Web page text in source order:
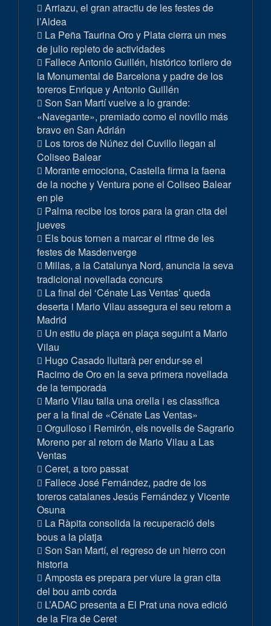
Arriazu, el gran atractiu de les festes de
l’Aldea
La Peña Taurina Oro y Plata cierra un mes
de julio repleto de actividades
Fallece Antonio Guillén, histórico torilero de
la Monumental de Barcelona y padre de los
toreros Enrique y Antonio Guillén
Son San Martí vuelve a lo grande:
«Navegante», premiado como el novillo más
bravo en San Adrián
Los toros de Núñez del Cuvillo llegan al
Coliseo Balear
Morante emociona, Castella firma la faena
de la noche y Ventura pone el Coliseo Balear
en pie
Palma recibe los toros para la gran cita del
jueves
Els bous tornen a marcar el ritme de les
festes de Masdenverge
Millas, a la Catalunya Nord, anuncia la seva
tradicional novellada concurs
La final del ‘Cénate Las Ventas’ queda
deserta i Mario Vilau assegura el seu retorn a
Madrid
Un estiu de plaça en plaça seguint a Mario
Vilau
Hugo Casado lluitarà per endur-se el
Racimo de Oro en la seva primera novellada
de la temporada
Mario Vilau talla una orella i es classifica
per a la final de «Cénate Las Ventas»
Orgulloso i Remirón, els novells de Sagrario
Moreno per al retorn de Mario Vilau a Las
Ventas
Ceret, a toro passat
Fallece José Fernández, padre de los
toreros catalanes Jesús Fernández y Vicente
Osuna
La Ràpita consolida la recuperació dels
bous a la platja
Son San Martí, el regreso de un hierro con
historia
Amposta es prepara per viure la gran cita
del bou amb corda
L’ADAC presenta a El Prat una nova edició
de la Fira de Ceret